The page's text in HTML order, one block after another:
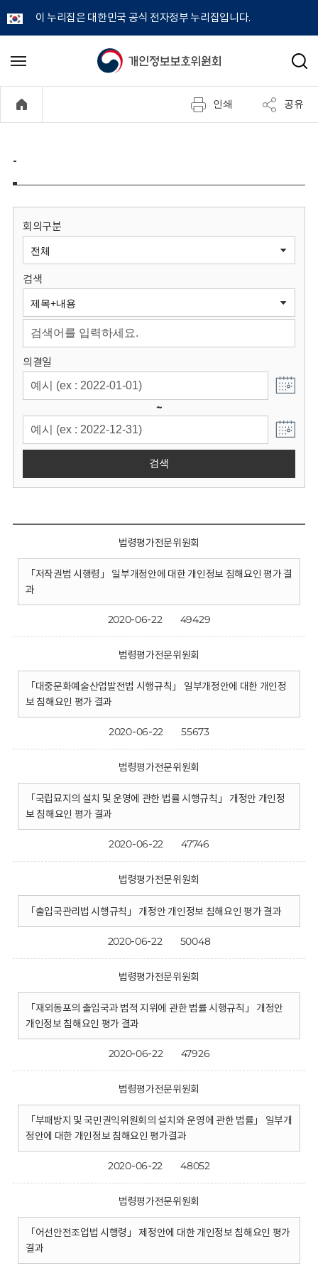
이 누리집은 대한민국 공식 전자정부 누리집입니다.
개
정
보
원
회
메
기
검
인쇄 공유
-
회의구분
검색
의결일
~
검색
법령평가전문위원회
「저작권법 시행령」 일부개정안에 대한 개인정보 침해요인 평가 결
과
2020-06-22 49429
법령평가전문위원회
「대중문화예술산업발전법 시행규칙」 일부개정안에 대한 개인정
보 침해요인 평가 결과
2020-06-22 55673
법령평가전문위원회
「국립묘지의 설치 및 운영에 관한 법률 시행규칙」 개정안 개인정
보 침해요인 평가 결과
2020-06-22 47746
법령평가전문위원회
「출입국관리법 시행규칙」 개정안 개인정보 침해요인 평가 결과
2020-06-22 50048
법령평가전문위원회
「재외동포의 출입국과 법적 지위에 관한 법률 시행규칙」 개정안
개인정보 침해요인 평가 결과
2020-06-22 47926
법령평가전문위원회
「부패방지 및 국민권익위원회의 설치와 운영에 관한 법률」 일부개
정안에 대한 개인정보 침해요인 평가결과
2020-06-22 48052
법령평가전문위원회
「어선안전조업법 시행령」 제정안에 대한 개인정보 침해요인 평가
결과